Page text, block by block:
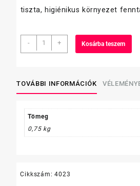
tiszta, higiénikus környezet
-
Doma
Fresh
750
ml
+ Kosárba teszem
TOVÁBBI INFORMÁCIÓK
Tömeg
0,75 kg
Cikkszám:4023